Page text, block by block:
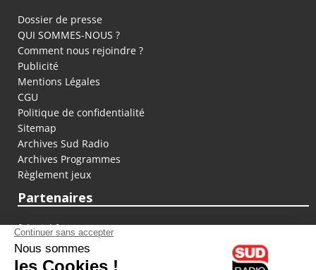
Dossier de presse
QUI SOMMES-NOUS ?
Comment nous rejoindre ?
Publicité
Mentions Légales
CGU
Politique de confidentialité
Sitemap
Archives Sud Radio
Archives Programmes
Règlement jeux
Partenaires
fiducial.fr
lyoncapitale.fr
olympique-et-lyonnais.com